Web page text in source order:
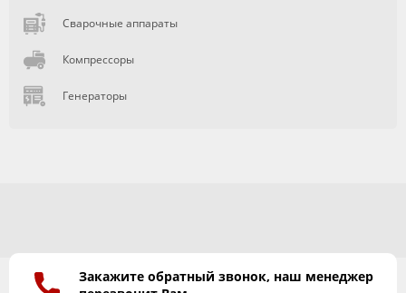
Сварочные аппараты
Компрессоры
Генераторы
Закажите обратный звонок, наш менеджер